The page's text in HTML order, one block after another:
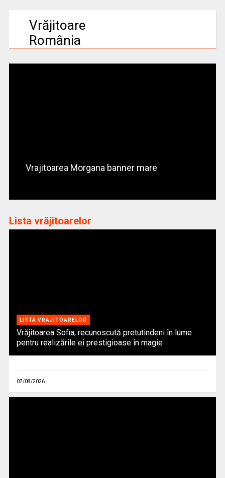
Vrăjitoare
România
Vrajitoarea Morgana banner mare
Lista vrăjitoarelor
LISTA VRAJITOARELOR
Vrăjitoarea Sofia, recunoscută pretutindeni în lume
pentru realizările ei prestigioase în magie
07/08/2026